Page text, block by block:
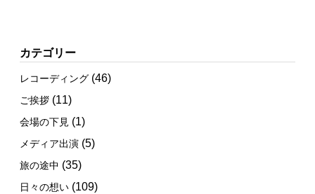
カテゴリー
レコーディング (46)
ご挨拶 (11)
会場の下見 (1)
メディア出演 (5)
旅の途中 (35)
日々の想い (109)